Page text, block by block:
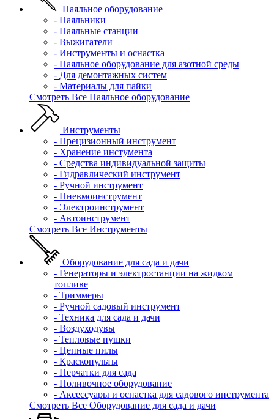
Паяльное оборудование
- Паяльники
- Паяльные станции
- Выжигатели
- Инструменты и оснастка
- Паяльное оборудование для азотной среды
- Для демонтажных систем
- Материалы для пайки
Смотреть Все Паяльное оборудование
Инструменты
- Прецизионный инструмент
- Хранение инстумента
- Средства индивидуальной защиты
- Гидравлический инструмент
- Ручной инструмент
- Пневмоинструмент
- Электроинструмент
- Автоинструмент
Смотреть Все Инструменты
Оборудование для сада и дачи
- Генераторы и электростанции на жидком
топливе
- Триммеры
- Ручной садовый инструмент
- Техника для сада и дачи
- Воздуходувы
- Тепловые пушки
- Цепные пилы
- Краскопульты
- Перчатки для сада
- Поливочное оборудование
- Аксессуары и оснастка для садового инструмента
Смотреть Все Оборудование для сада и дачи